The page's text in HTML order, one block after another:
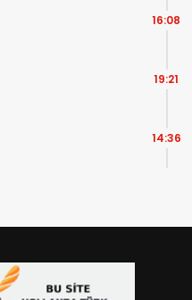
16:08
19:21
14:36